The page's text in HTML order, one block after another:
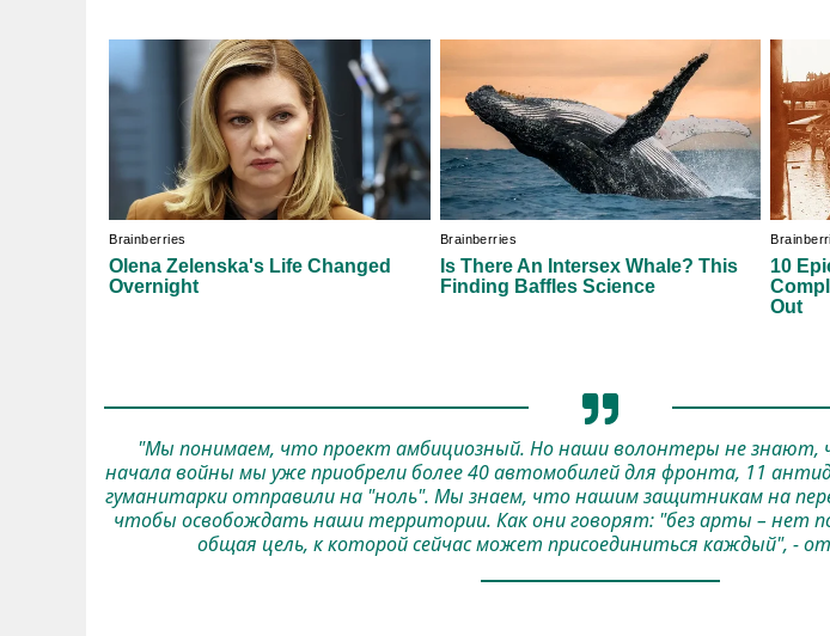
"Мы понимаем, что проект амбициозный. Но наши волонтеры не знают,
начала войны мы уже приобрели более 40 автомобилей для фронта, 11
гуманитарки отправили на "ноль". Мы знаем, что нашим защитникам на
чтобы освобождать наши территории. Как они говорят: "без арты – нет
общая цель, к которой сейчас может присоединиться каждый", -